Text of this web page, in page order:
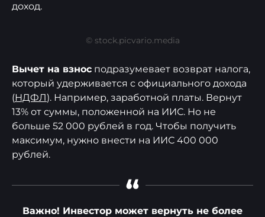
доход.
© stock.picvario.media
Вычет на взнос подразумевает возврат налога,
который удерживается с официального дохода
(НДФЛ). Например, заработной платы. Вернут
13% от суммы, положенной на ИИС. Но не
больше 52 000 рублей в год. Чтобы получить
максимум, нужно внести на ИИС 400 000
рублей.
“
Важно! Инвестор может вернуть не более